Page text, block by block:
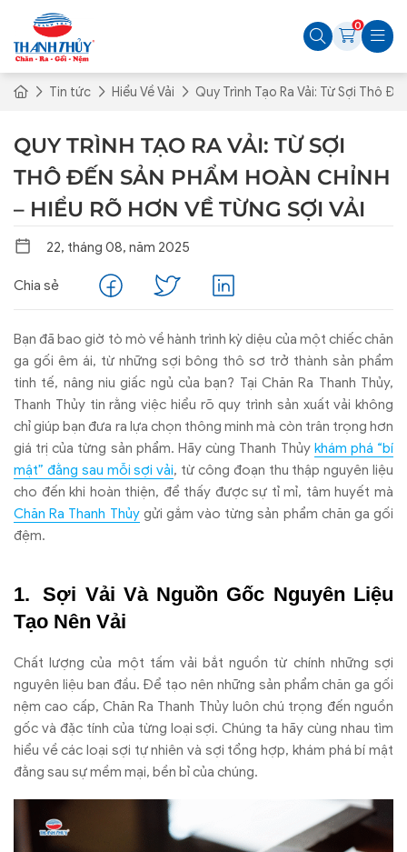
0
Tin tức Hiểu Về Vải Quy Trình Tạo Ra Vải: Từ Sợi Thô
QUY TRÌNH TẠO RA VẢI: TỪ SỢI
THÔ ĐẾN SẢN PHẨM HOÀN CHỈNH
– HIỂU RÕ HƠN VỀ TỪNG SỢI VẢI
22, tháng 08, năm 2025
Chia sẻ
Bạn đã bao giờ tò mò về hành trình kỳ diệu của một chiếc chăn
ga gối êm ái, từ những sợi bông thô sơ trở thành sản phẩm
tinh tế, nâng niu giấc ngủ của bạn? Tại Chăn Ra Thanh Thủy,
Thanh Thủy tin rằng việc hiểu rõ quy trình sản xuất vải không
chỉ giúp bạn đưa ra lựa chọn thông minh mà còn trân trọng hơn
giá trị của từng sản phẩm. Hãy cùng Thanh Thủy khám phá “bí
mật” đằng sau mỗi sợi vải, từ công đoạn thu thập nguyên liệu
cho đến khi hoàn thiện, để thấy được sự tỉ mỉ, tâm huyết mà
Chăn Ra Thanh Thủygửi gắm vào từng sản phẩm chăn ga gối
đệm.
Sợi Vải Và Nguồn Gốc Nguyên Liệu
Tạo Nên Vải
Chất lượng của một tấm vải bắt nguồn từ chính những sợi
nguyên liệu ban đầu. Để tạo nên những sản phẩm chăn ga gối
nệm cao cấp, Chăn Ra Thanh Thủy luôn chú trọng đến nguồn
gốc và đặc tính của từng loại sợi. Chúng ta hãy cùng nhau tìm
hiểu về các loại sợi tự nhiên và sợi tổng hợp, khám phá bí mật
đằng sau sự mềm mại, bền bỉ của chúng.